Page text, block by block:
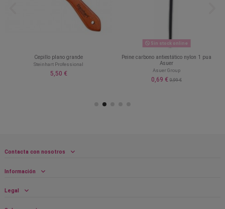
Cepillo plano grande
Steinhart Professional
5,50 €
Sin stock online
Peine carbono antiestático nylon 1 pua
Asuer
Asuer Group
0,69 € 0,99 €
Contacta con nosotros
Información
Legal